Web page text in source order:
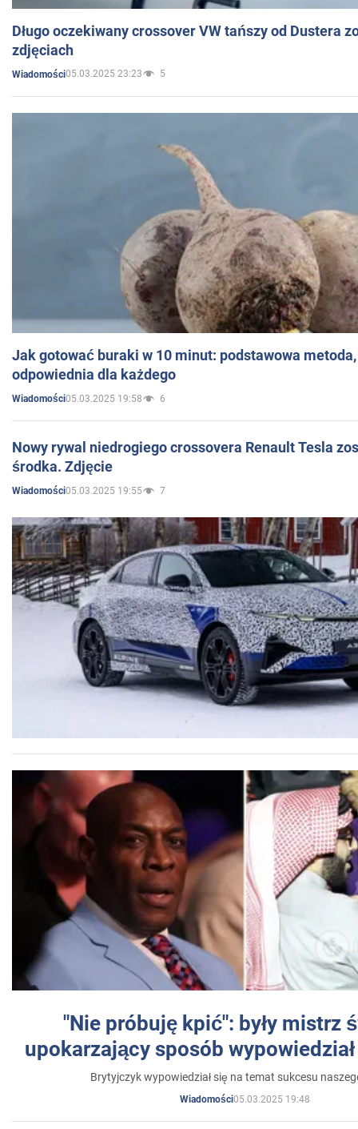
Długo oczekiwany crossover VW tańszy od Dustera
zdjęciach
Wiadomości05.03.2025 23:23 5
Jak gotować buraki w 10 minut: podstawowa
odpowiednia dla każdego
Wiadomości05.03.2025 19:58 6
Nowy rywal niedrogiego crossovera Renault Tesla
środka. Zdjęcie
Wiadomości05.03.2025 19:55 7
"Nie próbuję kpić": były mistrz
upokarzający sposób
Brytyjczyk wypowiedział się na temat sukcesu
Wiadomości05.03.2025 19:48